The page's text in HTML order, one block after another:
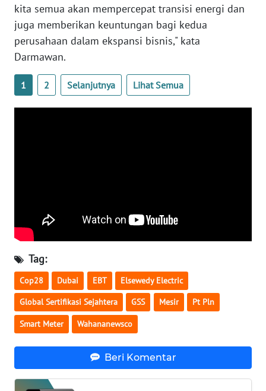
kita semua akan mempercepat transisi energi dan
juga memberikan keuntungan bagi kedua
perusahaan dalam ekspansi bisnis," kata
Darmawan.
1 2 Selanjutnya Lihat Semua
Tag:
Cop28 Dubai EBT Elsewedy Electric
Global Sertifikasi Sejahtera GSS Mesir Pt Pln
Smart Meter Wahananewsco
Beri Komentar
SUMBAR
WN
SUMSEL
JATENG
NUSANTARA
WN
JOGJA